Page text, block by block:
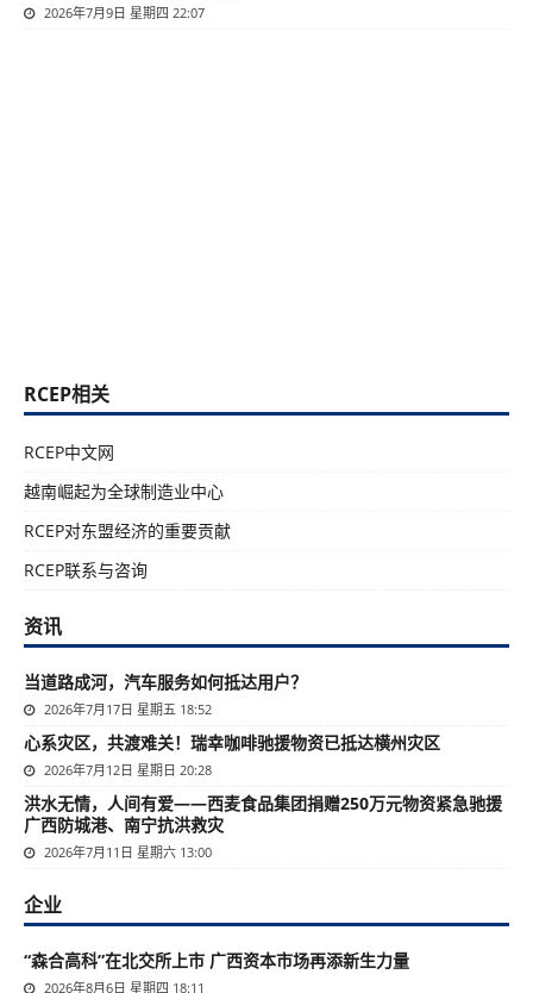
2026年7月9日 星期四 22:07
RCEP相关
RCEP中文网
越南崛起为全球制造业中心
RCEP对东盟经济的重要贡献
RCEP联系与咨询
资讯
当道路成河，汽车服务如何抵达用户？
2026年7月17日 星期五 18:52
心系灾区，共渡难关！瑞幸咖啡驰援物资已抵达横州灾区
2026年7月12日 星期日 20:28
洪水无情，人间有爱——西麦食品集团捐赠250万元物资紧急驰援
广西防城港、南宁抗洪救灾
2026年7月11日 星期六 13:00
企业
“森合高科”在北交所上市 广西资本市场再添新生力量
2026年8月6日 星期四 18:11